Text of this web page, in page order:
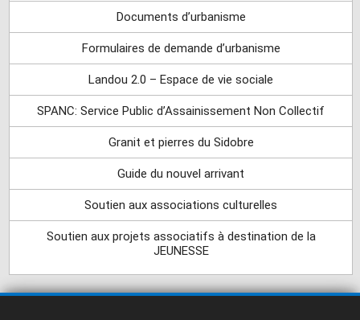
Documents d’urbanisme
Formulaires de demande d’urbanisme
Landou 2.0 – Espace de vie sociale
SPANC: Service Public d’Assainissement Non Collectif
Granit et pierres du Sidobre
Guide du nouvel arrivant
Soutien aux associations culturelles
Soutien aux projets associatifs à destination de la
JEUNESSE